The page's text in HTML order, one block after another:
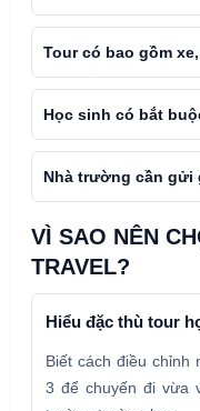
Tour có bao gồm
Học sinh có bắt
Nhà trường cần gửi
VÌ SAO NÊN
TRAVEL?
Hiểu đặc thù tour
Biết cách điều chỉnh
3 để chuyến đi vừa